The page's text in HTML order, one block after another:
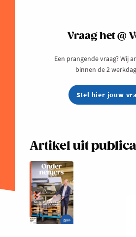
Vraag het @
Een prangende vraag? Wij
binnen de 2
Stel hier jouw
Artikel uit